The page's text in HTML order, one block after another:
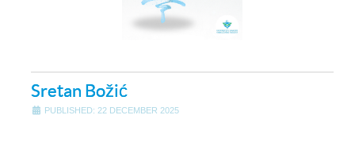
Sretan Božić
PUBLISHED: 22 DECEMBER 2025